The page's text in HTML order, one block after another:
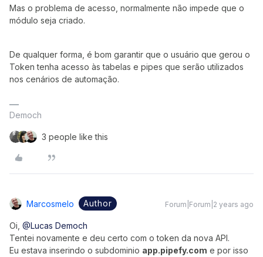
Mas o problema de acesso, normalmente não impede que o
módulo seja criado.
De qualquer forma, é bom garantir que o usuário que gerou o
Token tenha acesso às tabelas e pipes que serão utilizados
nos cenários de automação.
Democh
3 people like this
Marcosmelo Author Forum|Forum|2 years ago
Oi, @Lucas Democh
Tentei novamente e deu certo com o token da nova API.
Eu estava inserindo o subdominio app.pipefy.com e por isso